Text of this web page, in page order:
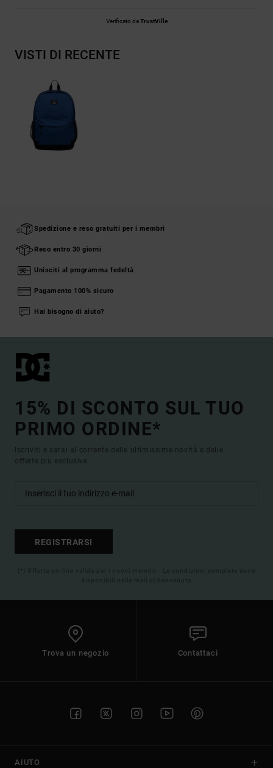
Verificato daTrustVille
VISTI DI RECENTE
Spedizione e reso gratuiti per i membri
Reso entro 30 giorni
Unisciti al programma fedeltà
Pagamento 100% sicuro
Hai bisogno di aiuto?
15% DI SCONTO SUL TUO
PRIMO ORDINE*
Iscriviti e sarai al corrente delle ultimissime novità e delle
offerte più esclusive.
REGISTRARSI
(*) Offerta on-line valida per i nuovi membri - Le condizioni complete sono
disponibili nella mail di benvenuto
Trova un negozio Contattaci
AIUTO